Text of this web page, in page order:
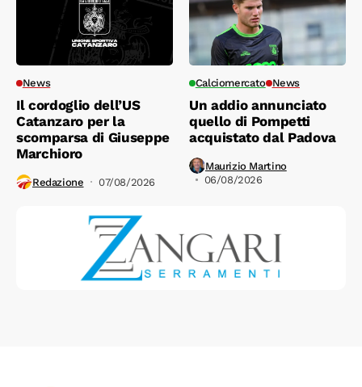
News
Il cordoglio dell’US
Catanzaro per la
scomparsa di Giuseppe
Marchioro
Redazione 07/08/2026
Calciomercato News
Un addio annunciato
quello di Pompetti
acquistato dal Padova
Maurizio Martino
06/08/2026